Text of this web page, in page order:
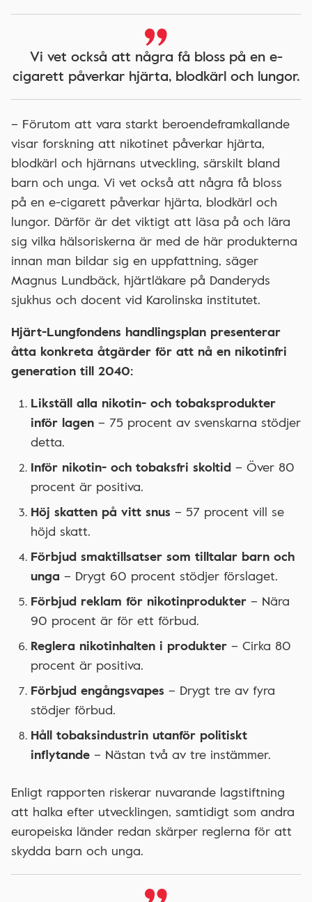
Vi vet också att några få bloss på en e-
cigarett påverkar hjärta, blodkärl och lungor.
– Förutom att vara starkt beroendeframkallande
visar forskning att nikotinet påverkar hjärta,
blodkärl och hjärnans utveckling, särskilt bland
barn och unga. Vi vet också att några få bloss
på en e-cigarett påverkar hjärta, blodkärl och
lungor. Därför är det viktigt att läsa på och lära
sig vilka hälsoriskerna är med de här produkterna
innan man bildar sig en uppfattning, säger
Magnus Lundbäck, hjärtläkare på Danderyds
sjukhus och docent vid Karolinska institutet.
Hjärt-Lungfondens handlingsplan presenterar
åtta konkreta åtgärder för att nå en nikotinfri
generation till 2040:
Likställ alla nikotin- och tobaksprodukter
inför lagen – 75 procent av svenskarna stödjer
detta.
Inför nikotin- och tobaksfri skoltid – Över 80
procent är positiva.
Höj skatten på vitt snus – 57 procent vill se
höjd skatt.
Förbjud smaktillsatser som tilltalar barn och
unga – Drygt 60 procent stödjer förslaget.
Förbjud reklam för nikotinprodukter – Nära
90 procent är för ett förbud.
Reglera nikotinhalten i produkter – Cirka 80
procent är positiva.
Förbjud engångsvapes – Drygt tre av fyra
stödjer förbud.
Håll tobaksindustrin utanför politiskt
inflytande – Nästan två av tre instämmer.
Enligt rapporten riskerar nuvarande lagstiftning
att halka efter utvecklingen, samtidigt som andra
europeiska länder redan skärper reglerna för att
skydda barn och unga.